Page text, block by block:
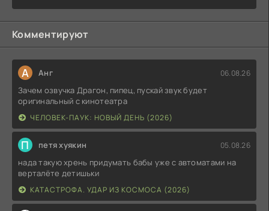
Комментируют
А Анг 06.08.26
Зачем озвучка Драгон, пипец, пускай звук будет
оригинальный с кинотеатра
ЧЕЛОВЕК-ПАУК: НОВЫЙ ДЕНЬ (2026)
П петя хуякин 05.08.26
нада такую хрень придумать бабы уже с автоматами на
верталёте детишьки
КАТАСТРОФА. УДАР ИЗ КОСМОСА (2026)